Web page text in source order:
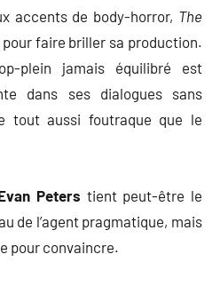
accents de body-horror, The
pour faire briller sa production.
plein jamais équilibré est
dans ses dialogues sans
tout aussi foutraque que le
Peters tient peut-être le
de l’agent pragmatique, mais
pour convaincre.